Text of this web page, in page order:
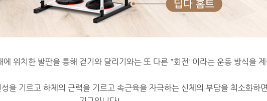
에 위치한 발판을 통해 걷기와 달리기와는 또 다른 "회전"이라는 운동 방식을
을 기르고 하체의 근력을 기르고 속근육을 자극하는 신체의 부담을 최소화하